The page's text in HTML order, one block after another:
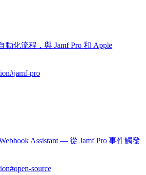
動化流程，與 Jamf Pro 和 Apple
#jamf-pro
Assistant — 從 Jamf Pro 事件觸發
#open-source